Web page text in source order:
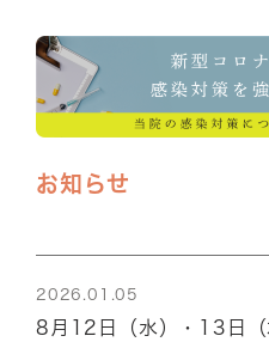
お知らせ
2026.01.05
8月12日（水）・13日（